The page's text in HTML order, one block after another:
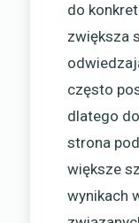
do
zwiększa
często
dlatego
strona
większe
wynikach